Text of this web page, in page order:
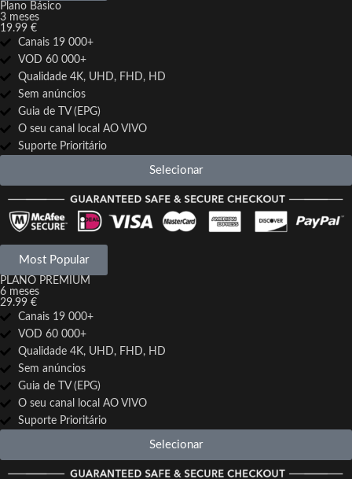
Plano Básico
3 meses
19.99 €
Canais 19 000+
VOD 60 000+
Qualidade 4K, UHD, FHD, HD
Sem anúncios
Guia de TV (EPG)
O seu canal local AO VIVO
Suporte Prioritário
Selecionar
Most Popular
PLANO PREMIUM
6 meses
29.99 €
Canais 19 000+
VOD 60 000+
Qualidade 4K, UHD, FHD, HD
Sem anúncios
Guia de TV (EPG)
O seu canal local AO VIVO
Suporte Prioritário
Selecionar